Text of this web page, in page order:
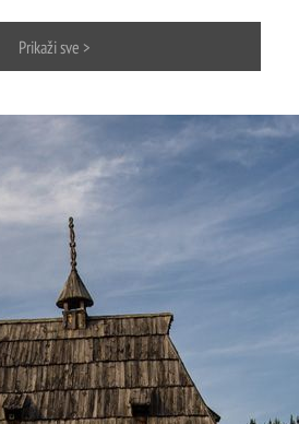
Prikaži sve > Mokra gora